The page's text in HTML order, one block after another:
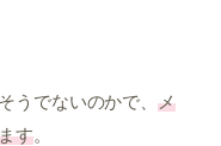
うでないのかで、 メ
す。